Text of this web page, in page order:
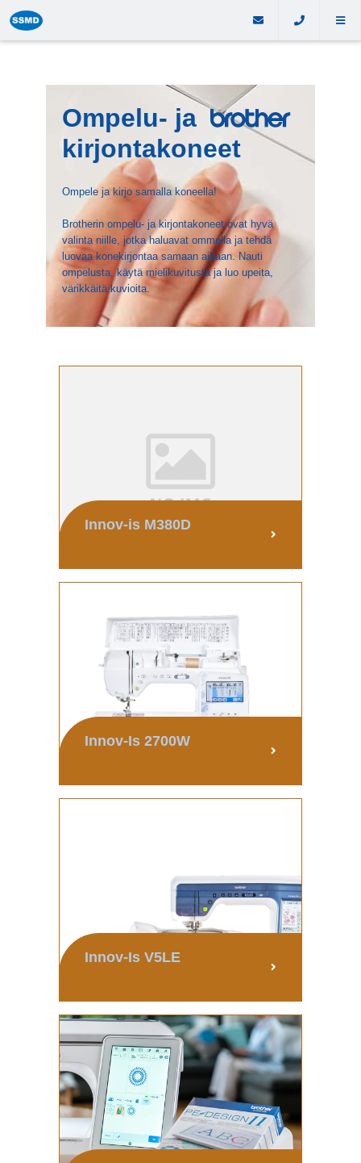
Ompelu- ja
kirjontakoneet
Ompele ja kirjo samalla koneella!
Brotherin ompelu- ja kirjontakoneet ovat hyvä
valinta niille, jotka haluavat ommella ja tehdä
luovaa konekirjontaa samaan aikaan. Nauti
ompelusta, käytä mielikuvitusta ja luo upeita,
värikkäitä kuvioita.
Innov-is M380D
Innov-Is 2700W
Innov-Is V5LE